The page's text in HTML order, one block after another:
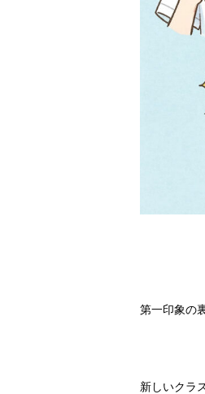
第一印象の
新しいクラ